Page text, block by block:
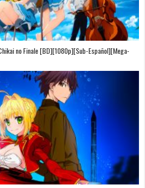
no Finale [BD][1080p][Sub-Español][Mega-